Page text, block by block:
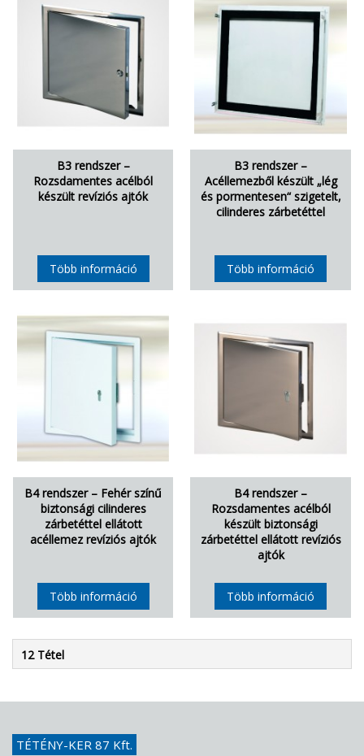
B3 rendszer –
Rozsdamentes acélból
készült revíziós ajtók
Több információ
B3 rendszer –
Acéllemezből készült „lég
és pormentesen“ szigetelt,
cilinderes zárbetéttel
Több információ
B4 rendszer – Fehér színű
biztonsági cilinderes
zárbetéttel ellátott
acéllemez revíziós ajtók
Több információ
B4 rendszer –
Rozsdamentes acélból
készült biztonsági
zárbetéttel ellátott revíziós
ajtók
Több információ
12 Tétel
TÉTÉNY-KER 87 Kft.